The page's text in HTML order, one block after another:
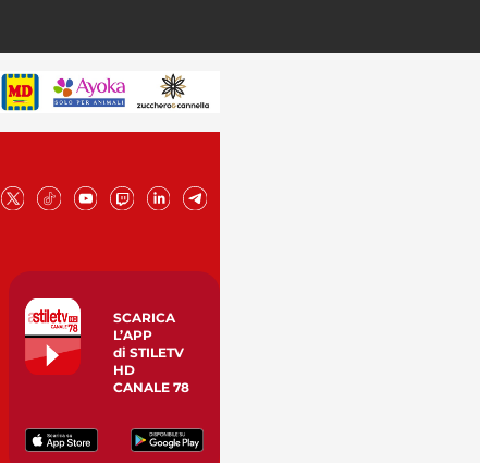
SCARICA
L’APP
di STILETV
HD
CANALE 78